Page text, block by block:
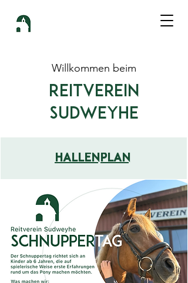
Willkommen beim
Reitverein
Sudweyhe
Hallenplan